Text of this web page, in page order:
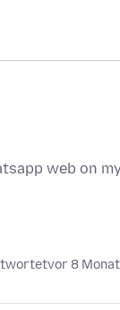
web on
vor 8